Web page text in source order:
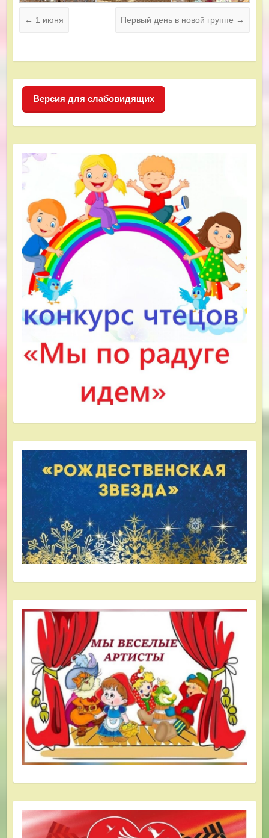
← 1 июня Первый день в новой группе →
Версия для слабовидящих